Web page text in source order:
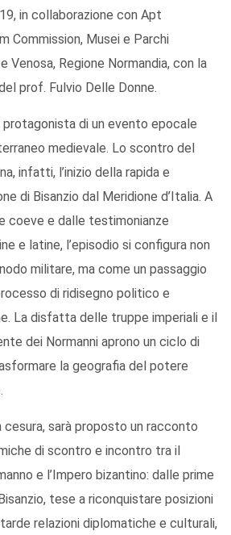
in collaborazione con Apt
Commission, Musei e Parchi
Venosa, Regione Normandia, con la
prof. Fulvio Delle Donne.
di un evento epocale
medievale. Lo scontro del
infatti, l’inizio della rapida e
di Bisanzio dal Meridione d’Italia. A
coeve e dalle testimonianze
e latine, l’episodio si configura non
militare, ma come un passaggio
di ridisegno politico e
La disfatta delle truppe imperiali e il
dei Normanni aprono un ciclo di
la geografia del potere
cesura, sarà proposto un racconto
di scontro e incontro tra il
e l’Impero bizantino: dalle prime
tese a riconquistare posizioni
relazioni diplomatiche e culturali,